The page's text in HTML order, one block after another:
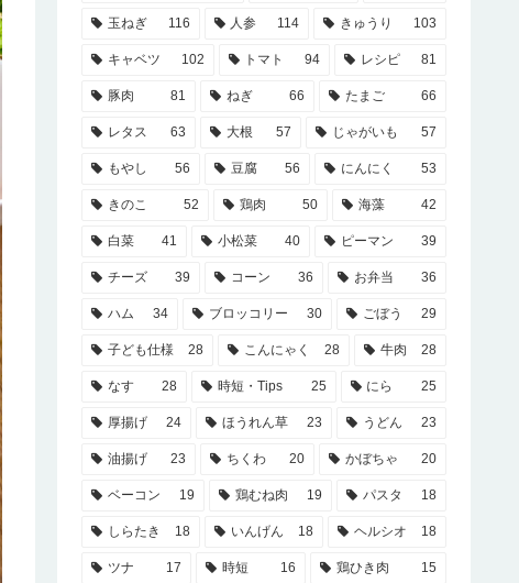
玉ねぎ 116 人参 114 きゅうり 103
キャベツ 102 トマト 94 レシピ 81
豚肉 81 ねぎ 66 たまご 66
レタス 63 大根 57 じゃがいも 57
もやし 56 豆腐 56 にんにく 53
きのこ 52 鶏肉 50 海藻 42
白菜 41 小松菜 40 ピーマン 39
チーズ 39 コーン 36 お弁当 36
ハム 34 ブロッコリー 30 ごぼう 29
子ども仕様 28 こんにゃく 28 牛肉 28
なす 28 時短・Tips 25 にら 25
厚揚げ 24 ほうれん草 23 うどん 23
油揚げ 23 ちくわ 20 かぼちゃ 20
ベーコン 19 鶏むね肉 19 パスタ 18
しらたき 18 いんげん 18 ヘルシオ 18
ツナ 17 時短 16 鶏ひき肉 15